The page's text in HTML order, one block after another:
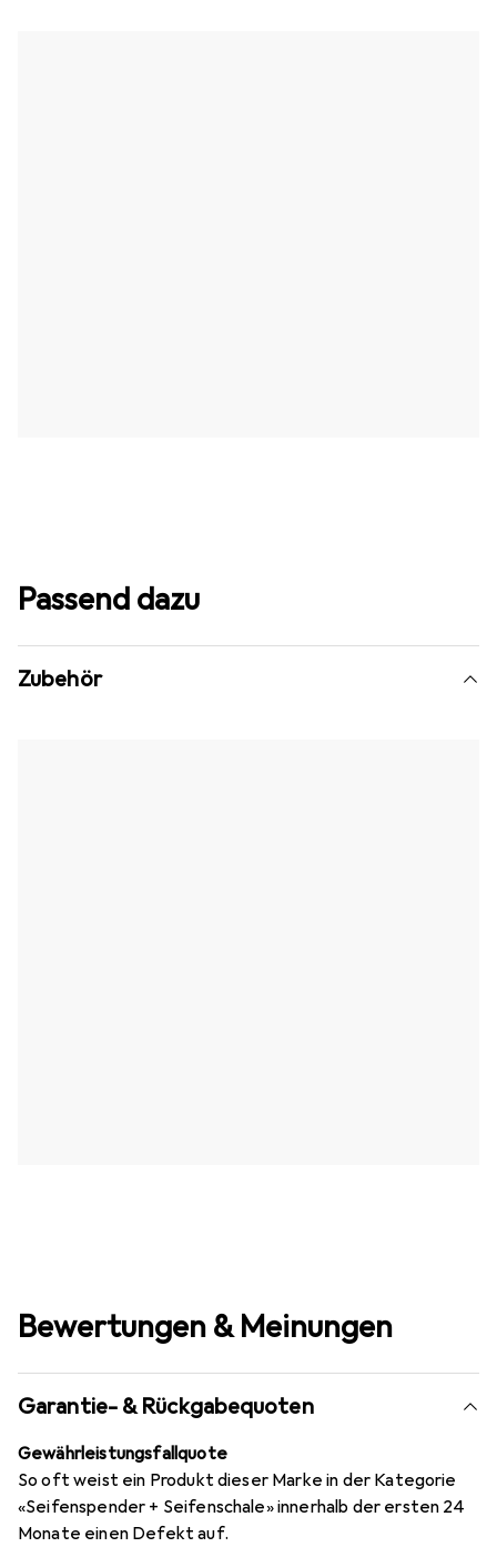
Passend dazu
Zubehör
Bewertungen & Meinungen
Garantie- & Rückgabequoten
Gewährleistungsfallquote
So oft weist ein Produkt dieser Marke in der Kategorie
«Seifenspender + Seifenschale» innerhalb der ersten 24
Monate einen Defekt auf.